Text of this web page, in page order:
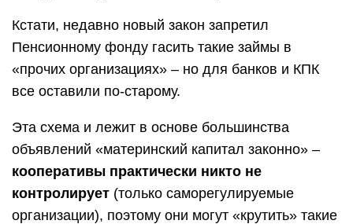
Кстати, недавно новый закон запретил
Пенсионному фонду гасить такие займы в
«прочих организациях» – но для банков и КПК
все оставили по-старому.
Эта схема и лежит в основе большинства
объявлений «материнский капитал законно» –
кооперативы практически никто не
контролирует (только саморегулируемые
организации), поэтому они могут «крутить» такие